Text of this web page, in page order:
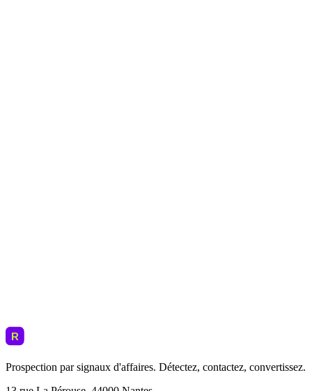
Prospection par signaux d'affaires. Détectez, contactez, convertissez.